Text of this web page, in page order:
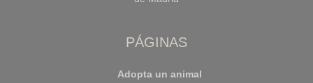
PÁGINAS
Adopta un animal